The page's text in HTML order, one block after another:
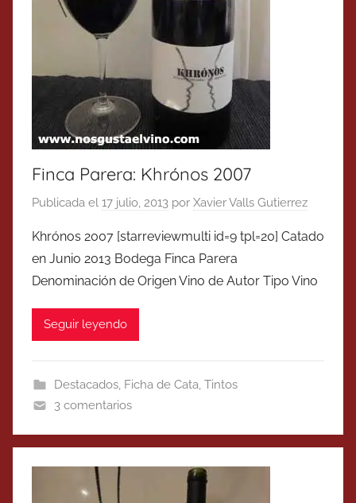
Finca Parera: Khrónos 2007
Publicada el 17 julio, 2013 por Xavier Valls Gutierrez
Khrónos 2007 [starreviewmulti id=9 tpl=20] Catado
en Junio 2013 Bodega Finca Parera
Denominación de Origen Vino de Autor Tipo Vino
Seguir leyendo
Destacados, Ficha de Cata, Tintos
3 comentarios